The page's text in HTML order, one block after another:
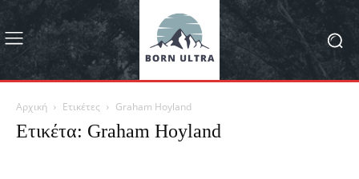
Αρχική Ετικέτες Graham Hoyland
Ετικέτα: Graham Hoyland